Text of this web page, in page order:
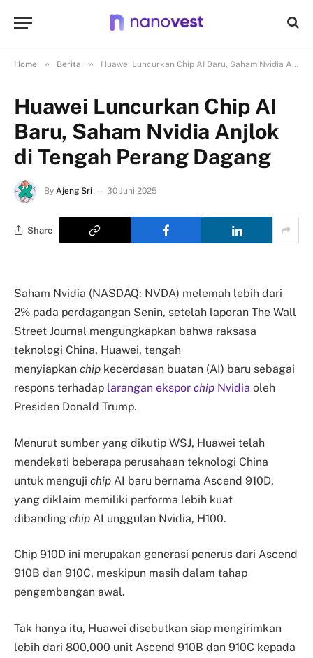
Home » Berita » Huawei Luncurkan Chip AI Baru, Saham Nvidia Anjlok di Tengah Perang Dagang
Huawei Luncurkan Chip AI
Baru, Saham Nvidia Anjlok
di Tengah Perang Dagang
By Ajeng Sri 30 Juni 2025
Share
Saham Nvidia (NASDAQ: NVDA) melemah lebih dari
2% pada perdagangan Senin, setelah laporan The Wall
Street Journal mengungkapkan bahwa raksasa
teknologi China, Huawei, tengah
menyiapkan chip kecerdasan buatan (AI) baru sebagai
respons terhadap larangan ekspor chip Nvidia oleh
Presiden Donald Trump.
Menurut sumber yang dikutip WSJ, Huawei telah
mendekati beberapa perusahaan teknologi China
untuk menguji chip AI baru bernama Ascend 910D,
yang diklaim memiliki performa lebih kuat
dibanding chip AI unggulan Nvidia, H100.
Chip 910D ini merupakan generasi penerus dari Ascend
910B dan 910C, meskipun masih dalam tahap
pengembangan awal.
Tak hanya itu, Huawei disebutkan siap mengirimkan
lebih dari 800,000 unit Ascend 910B dan 910C kepada